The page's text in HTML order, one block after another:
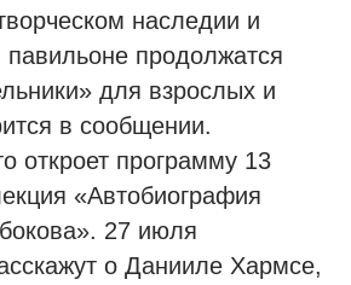
наследии и
продолжатся
для взрослых и
в сообщении.
откроет программу 13
«Автобиография
27 июля
о Данииле Хармсе,